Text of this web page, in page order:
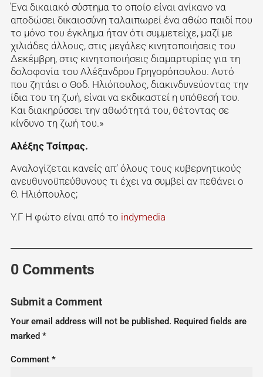
Ένα δικαιακό σύστημα το οποίο είναι ανίκανο να
αποδώσει δικαιοσύνη ταλαιπωρεί ένα αθώο παιδί που
το μόνο του έγκλημα ήταν ότι συμμετείχε, μαζί με
χιλιάδες άλλους, στις μεγάλες κινητοποιήσεις του
Δεκέμβρη, στις κινητοποιήσεις διαμαρτυρίας για τη
δολοφονία του Αλέξανδρου Γρηγορόπουλου. Αυτό
που ζητάει ο Θοδ. Ηλιόπουλος, διακινδυνεύοντας την
ίδια του τη ζωή, είναι να εκδικαστεί η υπόθεσή του.
Και διακηρύσσει την αθωότητά του, θέτοντας σε
κίνδυνο τη ζωή του.»
Αλέξης Τσίπρας.
Αναλογίζεται κανείς απ’ όλους τους κυβερνητικούς
ανευθυνοϋπεύθυνους τι έχει να συμβεί αν πεθάνει ο
Θ. Ηλιόπουλος;
Υ.Γ Η φώτο είναι από το indymedia
0 Comments
Submit a Comment
Your email address will not be published. Required fields are
marked *
Comment *